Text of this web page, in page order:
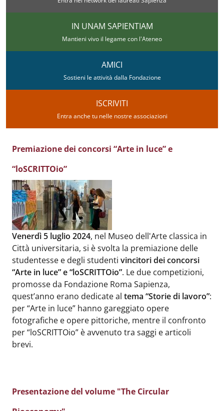
IN UNAM SAPIENTIAM
Mantieni vivo il legame con l'Ateneo
AMICI
Sostieni le attività dalla Fondazione
ISCRIVITI
Entra anche tu nelle nostre associazioni
Premiazione dei concorsi “Arte in luce” e
“loSCRITTOio”
Body:
Venerdì 5 luglio 2024, nel Museo dell'Arte classica in
Città universitaria, si è svolta la premiazione delle
studentesse e degli studenti vincitori dei concorsi
“Arte in luce” e “loSCRITTOio”. Le due competizioni,
promosse da Fondazione Roma Sapienza,
quest’anno erano dedicate al tema “Storie di lavoro”:
per “Arte in luce” hanno gareggiato opere
fotografiche e opere pittoriche, mentre il confronto
per “loSCRITTOio” è avvenuto tra saggi e articoli
brevi.
Presentazione del volume "The Circular